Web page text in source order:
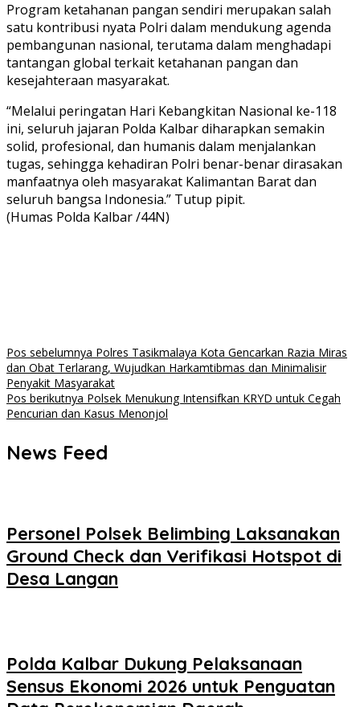
Program ketahanan pangan sendiri merupakan salah
satu kontribusi nyata Polri dalam mendukung agenda
pembangunan nasional, terutama dalam menghadapi
tantangan global terkait ketahanan pangan dan
kesejahteraan masyarakat.
“Melalui peringatan Hari Kebangkitan Nasional ke-118
ini, seluruh jajaran Polda Kalbar diharapkan semakin
solid, profesional, dan humanis dalam menjalankan
tugas, sehingga kehadiran Polri benar-benar dirasakan
manfaatnya oleh masyarakat Kalimantan Barat dan
seluruh bangsa Indonesia.” Tutup pipit.
(Humas Polda Kalbar /44N)
Navigasi
pos
Pos sebelumnya Polres Tasikmalaya Kota Gencarkan Razia Miras
dan Obat Terlarang, Wujudkan Harkamtibmas dan Minimalisir
Penyakit Masyarakat
Pos berikutnya Polsek Menukung Intensifkan KRYD untuk Cegah
Pencurian dan Kasus Menonjol
News Feed
Personel Polsek Belimbing Laksanakan
Ground Check dan Verifikasi Hotspot di
Desa Langan
Polda Kalbar Dukung Pelaksanaan
Sensus Ekonomi 2026 untuk Penguatan